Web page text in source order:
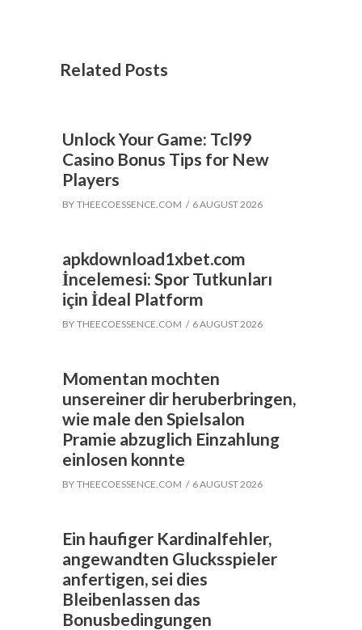
Related Posts
Unlock Your Game: Tcl99
Casino Bonus Tips for New
Players
BY THEECOESSENCE.COM 6 AUGUST 2026
apkdownload1xbet.com
İncelemesi: Spor Tutkunları
için İdeal Platform
BY THEECOESSENCE.COM 6 AUGUST 2026
Momentan mochten
unsereiner dir heruberbringen,
wie male den Spielsalon
Pramie abzuglich Einzahlung
einlosen konnte
BY THEECOESSENCE.COM 6 AUGUST 2026
Ein haufiger Kardinalfehler,
angewandten Glucksspieler
anfertigen, sei dies
Bleibenlassen das
Bonusbedingungen